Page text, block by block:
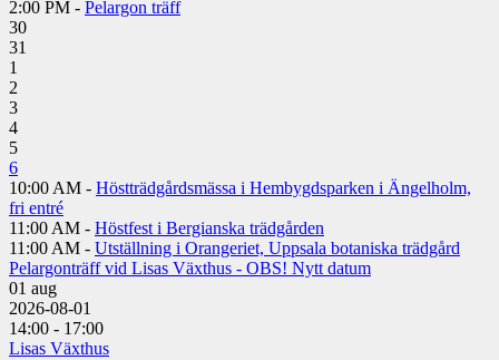
2:00 PM - Pelargon träff
30
31
1
2
3
4
5
6
10:00 AM - Höstträdgårdsmässa i Hembygdsparken i Ängelholm,
fri entré
11:00 AM - Höstfest i Bergianska trädgården
11:00 AM - Utställning i Orangeriet, Uppsala botaniska trädgård
Pelargonträff vid Lisas Växthus - OBS! Nytt datum
01 aug
2026-08-01
14:00 - 17:00
Lisas Växthus